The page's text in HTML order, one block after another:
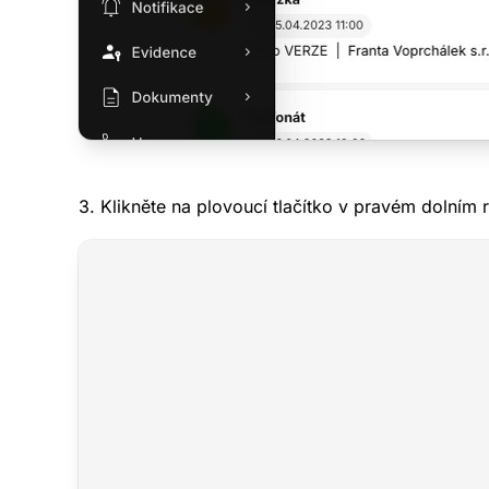
3. Klikněte na plovoucí tlačítko v pravém dolním